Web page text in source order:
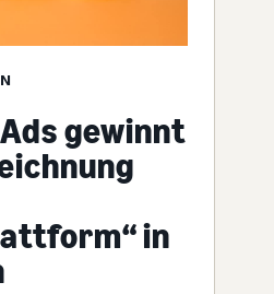
gewinnt
in